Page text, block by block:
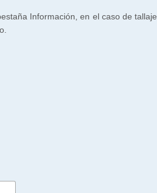
Información, en el caso de tallaje